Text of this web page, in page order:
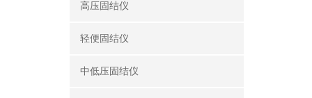
高压固结仪
轻便固结仪
中低压固结仪